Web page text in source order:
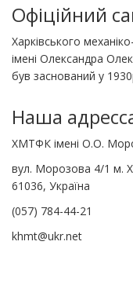
Офіційний
Харківського
імені Олександра
був заснований у
Наша
ХМТФК імені О.О.
вул. Морозова 4/1 м.
61036, Україна
(057) 784-44-21
khmt@ukr.net